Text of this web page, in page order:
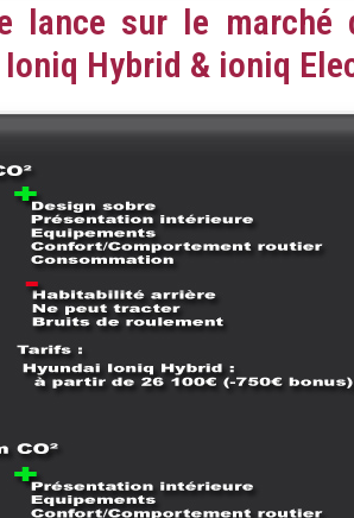
lance sur le marché
Hybrid & ioniq